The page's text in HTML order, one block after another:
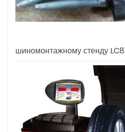
шиномонтажному стенду